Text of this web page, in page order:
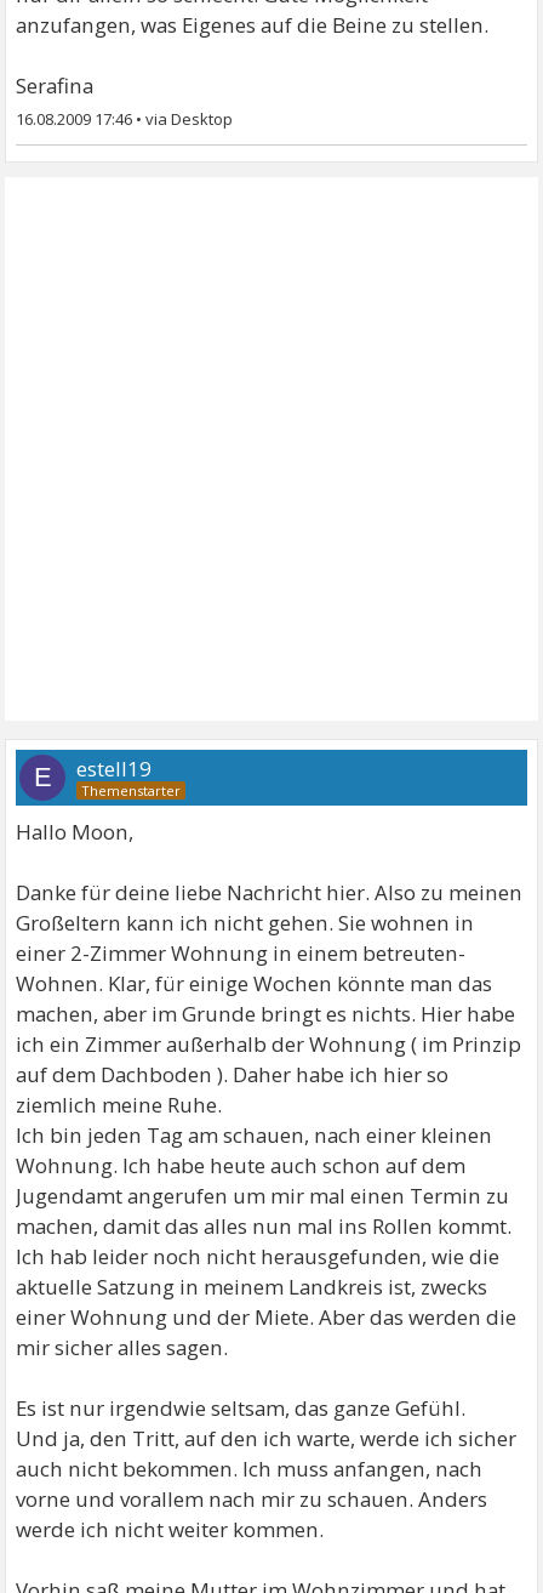
anzufangen, was Eigenes auf die Beine zu stellen.
Serafina
16.08.2009 17:46 •
E estell19
Hallo Moon,
Danke für deine liebe Nachricht hier. Also zu meinen
Großeltern kann ich nicht gehen. Sie wohnen in
einer 2-Zimmer Wohnung in einem betreuten-
Wohnen. Klar, für einige Wochen könnte man das
machen, aber im Grunde bringt es nichts. Hier habe
ich ein Zimmer außerhalb der Wohnung ( im Prinzip
auf dem Dachboden ). Daher habe ich hier so
ziemlich meine Ruhe.
Ich bin jeden Tag am schauen, nach einer kleinen
Wohnung. Ich habe heute auch schon auf dem
Jugendamt angerufen um mir mal einen Termin zu
machen, damit das alles nun mal ins Rollen kommt.
Ich hab leider noch nicht herausgefunden, wie die
aktuelle Satzung in meinem Landkreis ist, zwecks
einer Wohnung und der Miete. Aber das werden die
mir sicher alles sagen.
Es ist nur irgendwie seltsam, das ganze Gefühl.
Und ja, den Tritt, auf den ich warte, werde ich sicher
auch nicht bekommen. Ich muss anfangen, nach
vorne und vorallem nach mir zu schauen. Anders
werde ich nicht weiter kommen.